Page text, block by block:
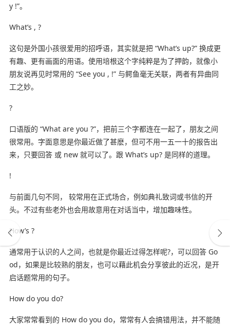
y !”。
What’s , ?
这句是外国小孩很爱用的招呼语，其实就是把 “What’s up?” 换成更
有趣、更有画面的用语。使用培根这个字纯粹是为了押韵，就像小
朋友说再见时常用的 “See you , !” 与鳄鱼毫无关联，两者有异曲同
工之妙。
?
口语版的 “What are you ?”，把前三个字都连在一起了，朋友之间
很常用。字面意思是你最近做了甚麽，但可不用一五一十的报告出
来，只要回答 或 new 就可以了。跟 What’s up? 是同样的道理。
!
与前面几句不同， 较常用在正式场合，例如典礼致词或书信的开
头。不过有些老外也会用故意用在对话当中，增加趣味性。
How’s ?
通常用于认识的人之间，也就是你最近过得怎样呢?，可以回答 Go
od，如果是比较熟的朋友，也可以藉此机会分享彼此的近况，是开
启话题常用的句子。
How do you do?
大家常常看到的 How do you do，常常有人会搞错用法，并不能随